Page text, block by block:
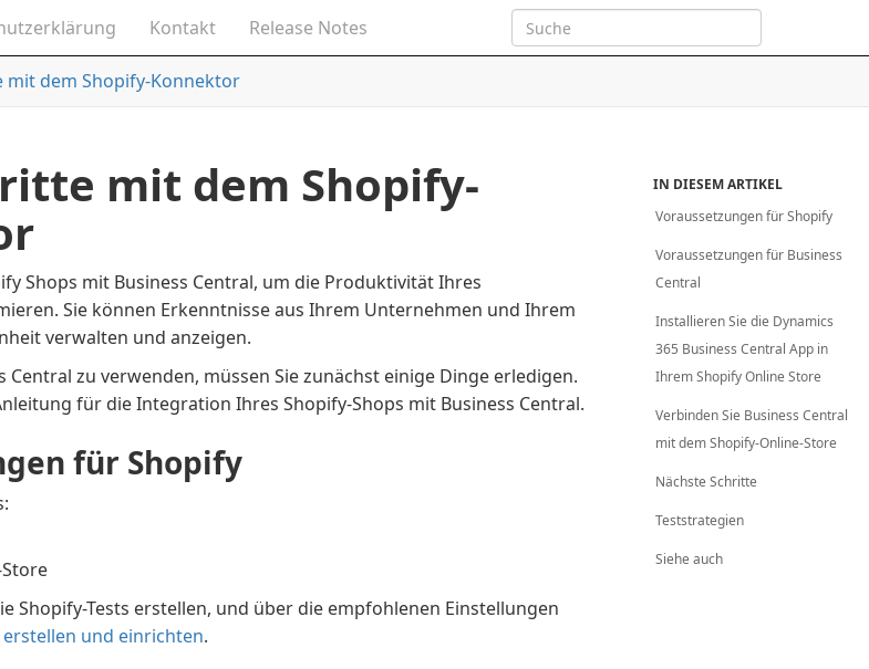
Kontakt Release Notes
mit dem Shopify-Konnektor
mit dem Shopify-
Shops mit Business Central, um die Produktivität Ihres
Sie können Erkenntnisse aus Ihrem Unternehmen und Ihrem
verwalten und anzeigen.
Central zu verwenden, müssen Sie zunächst einige Dinge erledigen.
für die Integration Ihres Shopify-Shops mit Business Central.
für Shopify
Shopify-Tests erstellen, und über die empfohlenen Einstellungen
und einrichten.
IN DIESEM ARTIKEL
Voraussetzungen für Shopify
Voraussetzungen für Business
Central
Installieren Sie die Dynamics
365 Business Central App in
Ihrem Shopify Online Store
Verbinden Sie Business Central
mit dem Shopify-Online-Store
Nächste Schritte
Teststrategien
Siehe auch